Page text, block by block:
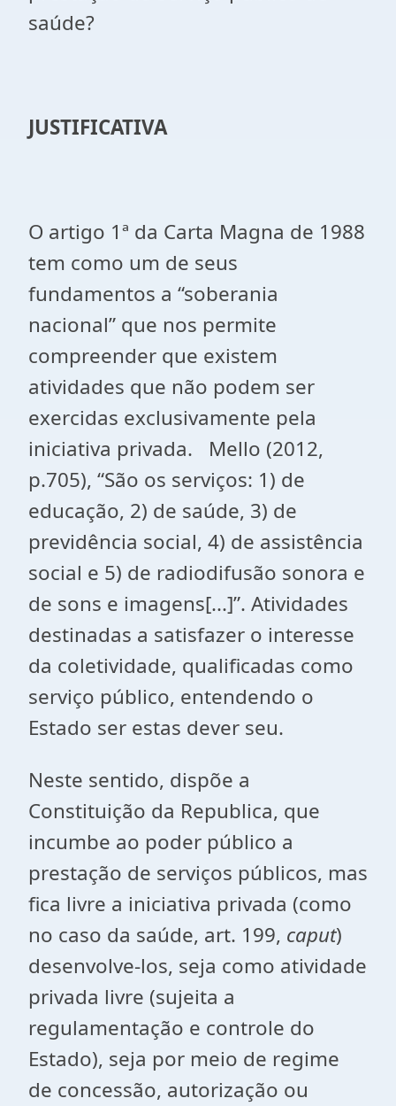
saúde?
JUSTIFICATIVA
O artigo 1ª da Carta Magna de 1988
tem como um de seus
fundamentos a “soberania
nacional” que nos permite
compreender que existem
atividades que não podem ser
exercidas exclusivamente pela
iniciativa privada. Mello (2012,
p.705), “São os serviços: 1) de
educação, 2) de saúde, 3) de
previdência social, 4) de assistência
social e 5) de radiodifusão sonora e
de sons e imagens[...]”. Atividades
destinadas a satisfazer o interesse
da coletividade, qualificadas como
serviço público, entendendo o
Estado ser estas dever seu.
Neste sentido, dispõe a
Constituição da Republica, que
incumbe ao poder público a
prestação de serviços públicos, mas
fica livre a iniciativa privada (como
no caso da saúde, art. 199, caput)
desenvolve-los, seja como atividade
privada livre (sujeita a
regulamentação e controle do
Estado), seja por meio de regime
de concessão, autorização ou